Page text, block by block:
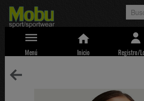
Menú Inicio Registro/